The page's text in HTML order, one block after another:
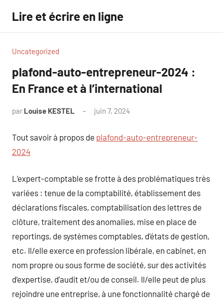
contenu
Lire et écrire en ligne
Uncategorized
plafond-auto-entrepreneur-2024 :
En France et à l’international
par Louise KESTEL juin 7, 2024
Tout savoir à propos de plafond-auto-entrepreneur-
2024
L’expert-comptable se frotte à des problématiques très
variées : tenue de la comptabilité, établissement des
déclarations fiscales, comptabilisation des lettres de
clôture, traitement des anomalies, mise en place de
reportings, de systèmes comptables, d’états de gestion,
etc. Il/elle exerce en profession libérale, en cabinet, en
nom propre ou sous forme de société, sur des activités
d’expertise, d’audit et/ou de conseil. Il/elle peut de plus
rejoindre une entreprise, à une fonctionnalité chargé de